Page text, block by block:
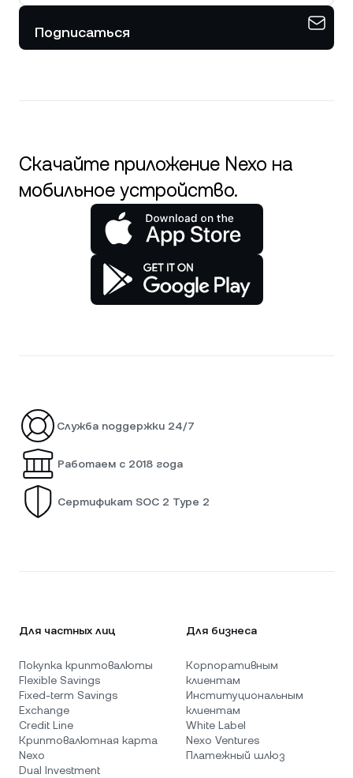
Подписаться
Скачайте приложение Nexo на
мобильное устройство.
Служба поддержки 24/7
Работаем с 2018 года
Сертификат SOC 2 Type 2
Для частных лиц
Покупка криптовалюты
Flexible Savings
Fixed-term Savings
Exchange
Credit Line
Криптовалютная карта
Nexo
Dual Investment
Для бизнеса
Корпоративным
клиентам
Институциональным
клиентам
White Label
Nexo Ventures
Платежный шлюз